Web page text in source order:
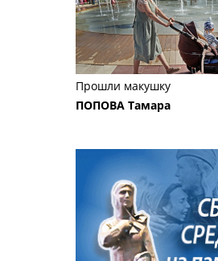
Прошли макушку
ПОПОВА Тамара